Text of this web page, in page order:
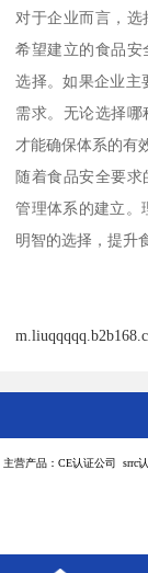
对于企业而言，选
希望建立的食品安
选择。如果企业主
需求。无论选择哪
才能确保体系的有
随着食品安全要
管理体系的建立。
明智的选择，提升
主营产品：CE认证公司 srrc